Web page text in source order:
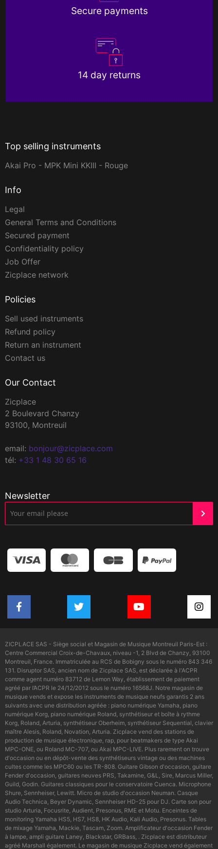
Secure payments
14 day returns
Top selling instruments
Akai Pro - MPK Mini KKIII - Rouge
Info
Legal
General Terms and Conditions
Secured payment
Confidentiality policy
Job Offer
Zicplace network
Policies
Sell used instruments
Refund policy
Return an instrument
Contact us
Our Contact
Zicplace
2 Boulevard Chanzy
93100, Montreuil
email: bonjour@zicplace.com
tél: +33 1 48 30 65 16
Newsletter
ZICPLACE SAS - Siège social et Magasin de Musique Montreuil Paris-Est :
Centre Commercial Croix-de-Chavaux, niveau -1, 2 Blvd de Chanzy, 93100
Montreuil, France. Immatriculée au RCS de Bobigny sous le numéro 843 346
131. Disruptor SAS, ancien nom de Zicplace SAS, est déclarée à l'ACPR
comme agent numéro 83712 de Lemon Way, établissement de paiement
agréé par l’ACPR le 24/12/2012 sous le numéro 16568J. Notre magasin de
musique vends et expose les instruments de musique neufs garantis 2 ans
suivants avec une distribution agréée : piano numérique Yamaha, piano
numérique Korg, piano numérique Roland, synthétiseur et boîte à rythme
Korg, Roland, Arturia, synthétiseur Oberheim, synthétiseur Sequential, clavier
maître Alesis, Roland, Novation, Arturia. Zicplace vend des stations de
production de musique électronique, rap, pour beatmakers de type Akai
MPC-ONE, ou Roland MC-707, ou Akai MPC-LIVE. Plus rarement on trouve
d'occasion ou en dépôt-vente des synthétiseurs vintage ou des machines
cultes comme les MPC60 ou les TR-808. Guitare Gibson d'occasion, guitare
Fender d'occasion, guitares neuves PRS, Takamine, G&L, Sire, Marcus Miller,
Guild, Godin. Guitares classiques pour le conservatoire Cuenca. Microphone
Shure, Sennheiser, Lewitt. Micro de studio d'occasion Neuman. Casque
Audio Technica, Beyer Dynamic, Sennheiser HD-25 pour DJ. Carte son pour
studio Arturia, Focusrite, Audient, Presonus, RME et Motu. Enceintes de
monitoring Yamaha HS5, HS7, HS8, HK Audio, Kali Audio, Presonus. Tables
de mixage Yamaha, Mackie, Tascam, Zoom. Amplificateur d'occasion Fender
à lampe, ampli guitare Laney, Blackstar, GRBass, . Zicplace est distributeur
agréé Marshall également. Le magasin de musique Zicplace vend également